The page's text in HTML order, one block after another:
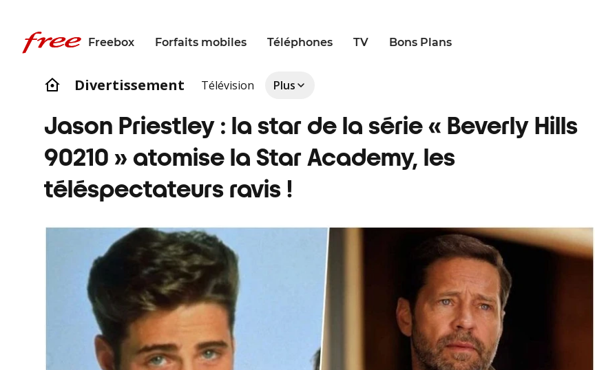
Freebox Forfaits mobiles Téléphones TV Bons Plans
Divertissement Télévision Plus
Jason Priestley : la star de la série « Beverly Hills
90210 » atomise la Star Academy, les
téléspectateurs ravis !